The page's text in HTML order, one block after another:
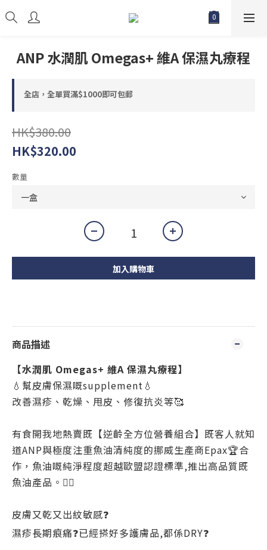
ANP 水潤肌 Omegas+ 維A 保濕丸療程
全店，全單買滿$1000即可包郵
HK$380.00
HK$320.00
數量
加入購物車
商品描述
【水潤肌 Omegas+ 維A 保濕丸療程】
💧幫皮膚保濕嘅supplement💧
改善濕疹、乾燥、甩皮、修復抗炎等🥰
有食開我地熱賣既【逆齡全方位營養組合】既客人就知
道ANP與極度注重魚油清純度的挪威生產商Epax🏆合
作，魚油嘅純淨程度超越歐盟認證標準,推出高品質既
魚油產品。👍🏼
皮膚又乾又出紋敏感❓
濕疹長期痕痛❓已經搽好多護膚品,都係DRY❓